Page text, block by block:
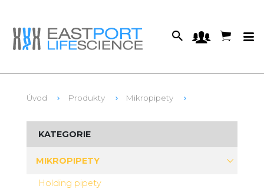
Úvod Produkty Mikropipety
KATEGORIE
MIKROPIPETY
Holding pipety